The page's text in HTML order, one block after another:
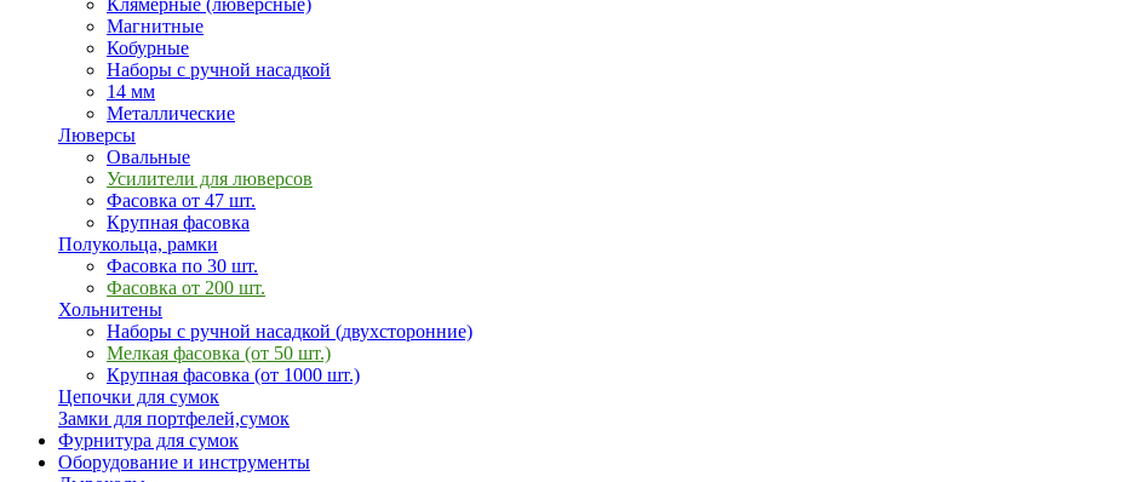
Клямерные (люверсные)
Магнитные
Кобурные
Наборы с ручной насадкой
14 мм
Металлические
Люверсы
Овальные
Усилители для люверсов
Фасовка от 47 шт.
Крупная фасовка
Полукольца, рамки
Фасовка по 30 шт.
Фасовка от 200 шт.
Хольнитены
Наборы с ручной насадкой (двухсторонние)
Мелкая фасовка (от 50 шт.)
Крупная фасовка (от 1000 шт.)
Цепочки для сумок
Замки для портфелей,сумок
Фурнитура для сумок
Оборудование и инструменты